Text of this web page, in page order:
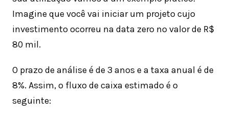
Imagine que você vai iniciar um projeto cujo
investimento ocorreu na data zero no valor de R$
80 mil.
O prazo de análise é de 3 anos e a taxa anual é de
8%. Assim, o fluxo de caixa estimado é o
seguinte: